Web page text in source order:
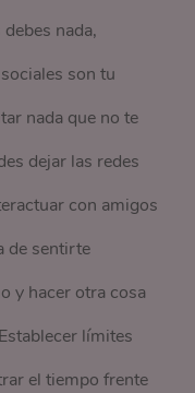
nada,
son tu
nada que no te
dejar las redes
con amigos
de sentirte
y hacer otra cosa
límites
el tiempo frente